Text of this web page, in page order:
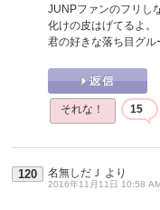
JUNPファンのフリし
化けの皮はげてるよ。
君の好きな落ち目グル
それな！ 15
120 名無しだＪ より
2016年11月11日 10:58